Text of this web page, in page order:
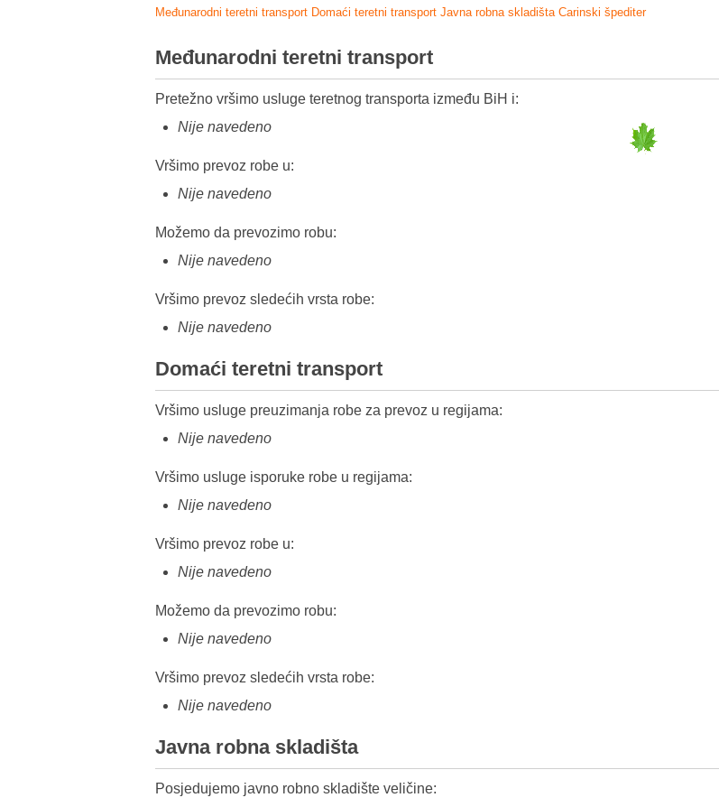
Međunarodni teretni transport Domaći teretni transport Javna robna skladišta Carinski špediter
Međunarodni teretni transport
Pretežno vršimo usluge teretnog transporta između BiH i:
Nije navedeno
Vršimo prevoz robe u:
Nije navedeno
Možemo da prevozimo robu:
Nije navedeno
Vršimo prevoz sledećih vrsta robe:
Nije navedeno
Domaći teretni transport
Vršimo usluge preuzimanja robe za prevoz u regijama:
Nije navedeno
Vršimo usluge isporuke robe u regijama:
Nije navedeno
Vršimo prevoz robe u:
Nije navedeno
Možemo da prevozimo robu:
Nije navedeno
Vršimo prevoz sledećih vrsta robe:
Nije navedeno
Javna robna skladišta
Posjedujemo javno robno skladište veličine: